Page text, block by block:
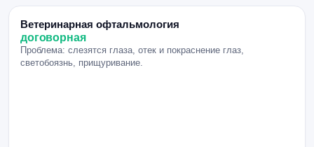
Ветеринарная офтальмология
договорная
Проблема: слезятся глаза, отек и покраснение глаз,
светобоязнь, прищуривание.